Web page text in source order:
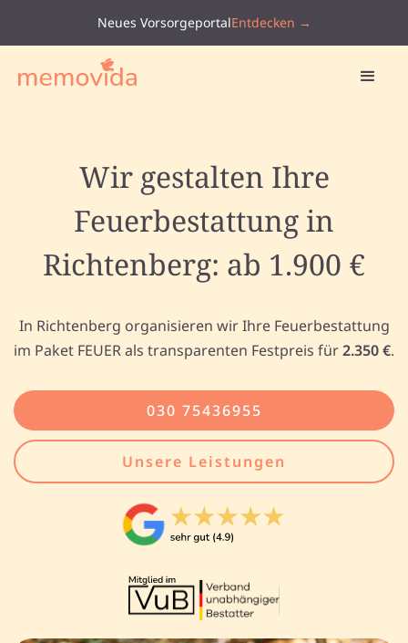
Neues VorsorgeportalEntdecken →
Wir gestalten Ihre
Feuerbestattung in
Richtenberg: ab 1.900 €
In Richtenberg organisieren wir Ihre Feuerbestattung
im Paket FEUER als transparenten Festpreis für2.350 €.
030 75436955
Unsere Leistungen